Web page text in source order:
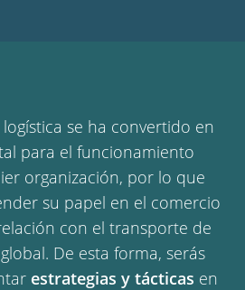
se ha convertido en
para el funcionamiento
organización, por lo que
su papel en el comercio
con el transporte de
De esta forma, serás
estrategias y tácticas en